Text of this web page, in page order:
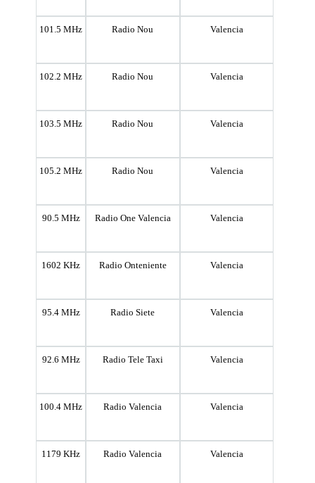
101.5 MHz Radio Nou Valencia
102.2 MHz Radio Nou Valencia
103.5 MHz Radio Nou Valencia
105.2 MHz Radio Nou Valencia
90.5 MHz Radio One Valencia Valencia
1602 KHz Radio Onteniente Valencia
95.4 MHz Radio Siete Valencia
92.6 MHz Radio Tele Taxi Valencia
100.4 MHz Radio Valencia Valencia
1179 KHz Radio Valencia Valencia